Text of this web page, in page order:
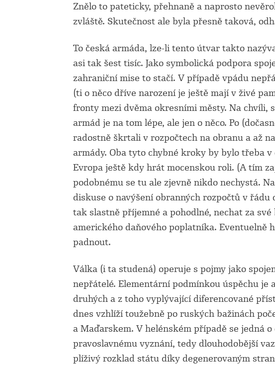
Znělo to pateticky, přehnaně a naprosto
zvláště. Skutečnost ale byla přesně taková,
To česká armáda, lze-li tento útvar takto
asi tak šest tisíc. Jako symbolická podpora
zahraniční mise to stačí. V případě vpádu
(ti o něco dříve narození je ještě mají v živé
fronty mezi dvěma okresními městy. Na chvíli,
armád je na tom lépe, ale jen o něco. Po
radostně škrtali v rozpočtech na obranu a až
armády. Oba tyto chybné kroky by bylo třeba
Evropa ještě kdy hrát mocenskou roli. (A tím
podobnému se tu ale zjevně nikdo nechystá.
diskuse o navýšení obranných rozpočtů v řádu
tak slastně příjemné a pohodlné, nechat za
amerického daňového poplatníka. Eventuelně
padnout.
Válka (i ta studená) operuje s pojmy jako
nepřátelé. Elementární podmínkou úspěchu je
druhých a z toho vyplývající diferencované
dnes vzhlíží toužebně po ruských bažinách
a Maďarskem. V helénském případě se jedná
pravoslavnému vyznání, tedy dlouhodobější
plíživý rozklad státu díky degenerovaným